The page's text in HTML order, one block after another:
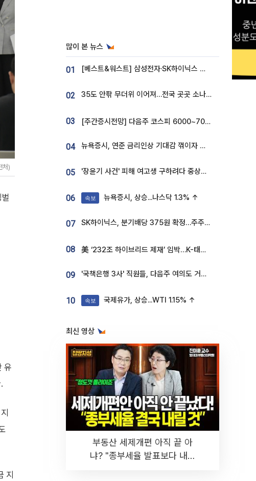
처)
유
지
많이 본 뉴스
01 [베스트&워스트] 삼성전자·SK하이닉스 밀린 한 주…상상인증권은 85% 급등
02 35도 안팎 무더위 이어져…전국 곳곳 소나기 [오늘 날씨]
03 [주간증시전망] 다음주 코스피 6000~7000⋯“外人 수급은 정책이 변수”
04 뉴욕증시, 연준 금리인상 기대감 꺾이자 상승...S&P500 사상 최고치 [종합]
05 '장윤기 사건' 피해 여고생 구하려다 중상…고교생 의상자 지정
06 속보 뉴욕증시, 상승...나스닥 1.3% ↑
07 SK하이닉스, 분기배당 375원 확정…주주환원책 9월로 앞당겨 발표
08 美 ‘232조 하이브리드 제재’ 임박…K-태양광, 불확실성 털고 날개 다나
09 '국책은행 3사' 직원들, 다음주 여의도 거리 나서는 까닭은
10 속보 국제유가, 상승...WTI 1.15% ↑
최신 영상
부동산 세제개편 아직 끝 아
냐? "종부세율 발표보다 내릴